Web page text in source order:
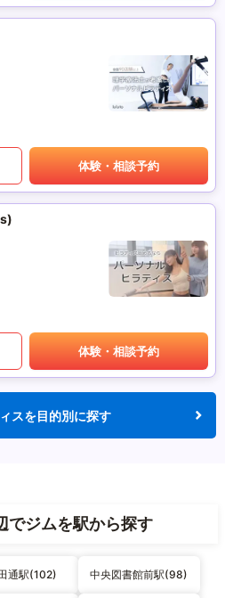
体験・相談予約
体験・相談予約
スを目的別に探す
でジムを駅から探す
通駅(102) 中央図書館前駅(98)